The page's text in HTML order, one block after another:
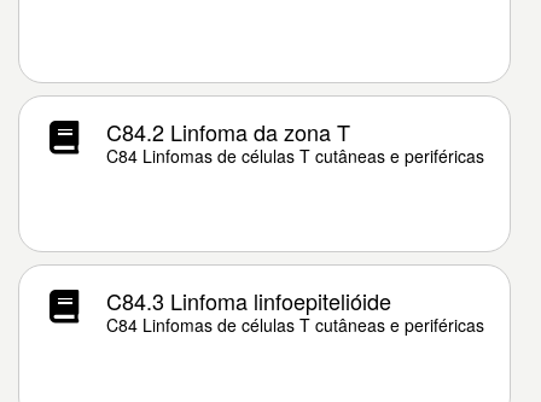
C84.2 Linfoma da zona T
C84 Linfomas de células T cutâneas e periféricas
C84.3 Linfoma linfoepitelióide
C84 Linfomas de células T cutâneas e periféricas